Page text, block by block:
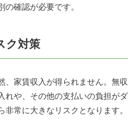
の確認が必要です。
ク対策
、家賃収入が得られません。無収
れや、その他の支払いの負担がダ
非常に大きなリスクとなります。